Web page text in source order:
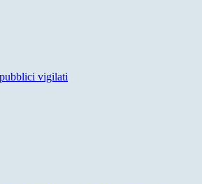
vigilati